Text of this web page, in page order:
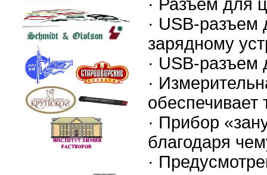
· Разъем для
· USB-разъем
зарядному
· USB-
·
обеспечивает
· Прибор
благодаря
·